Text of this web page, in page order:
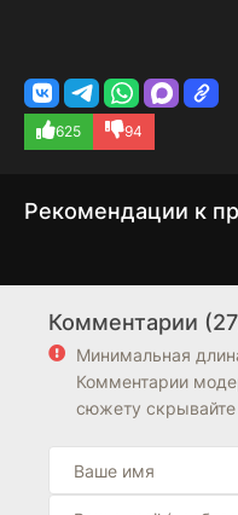
625 94
Рекомендации к
6.7 7.6
Комментарии
Минимальная
Комментарии
сюжету скрывайте